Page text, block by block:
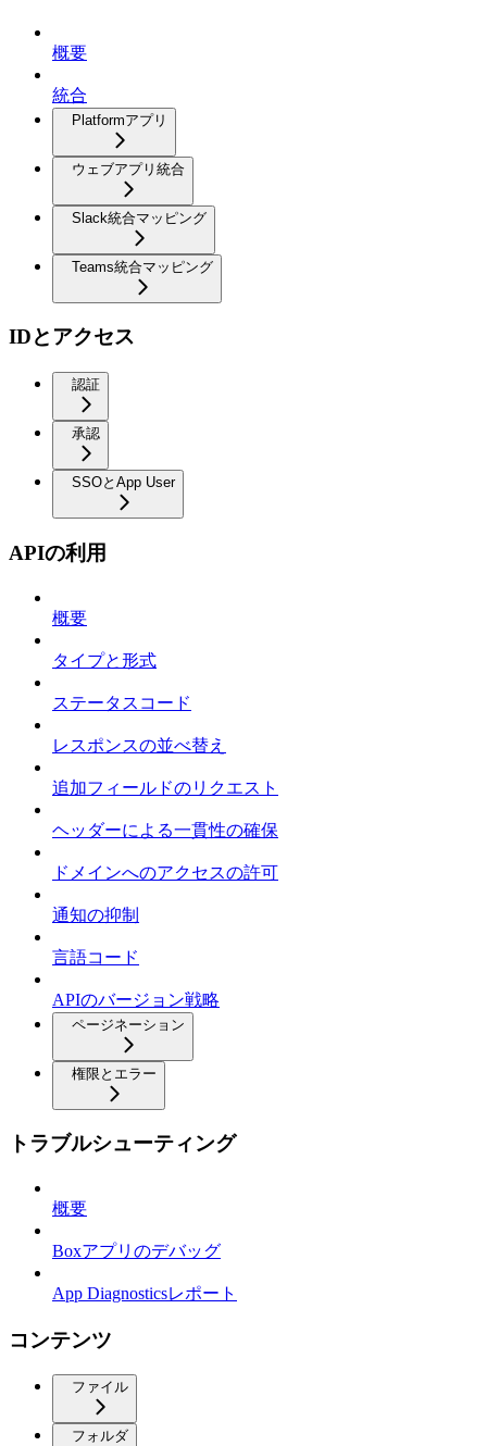
概要
統合
Platformアプリ
ウェブアプリ統合
Slack統合マッピング
Teams統合マッピング
IDとアクセス
認証
承認
SSOとApp User
APIの利用
概要
タイプと形式
ステータスコード
レスポンスの並べ替え
追加フィールドのリクエスト
ヘッダーによる一貫性の確保
ドメインへのアクセスの許可
通知の抑制
言語コード
APIのバージョン戦略
ページネーション
権限とエラー
トラブルシューティング
概要
Boxアプリのデバッグ
App Diagnosticsレポート
コンテンツ
ファイル
フォルダ